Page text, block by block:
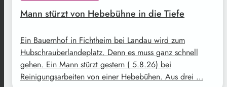
Mann stürzt von Hebebühne in die Tiefe
Ein Bauernhof in Fichtheim bei Landau wird zum
Hubschrauberlandeplatz. Denn es muss ganz schnell
gehen. Ein Mann stürzt gestern ( 5.8.26) bei
Reinigungsarbeiten von einer Hebebühen. Aus drei …